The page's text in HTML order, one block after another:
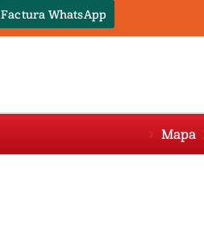
Factura WhatsApp
Mapa